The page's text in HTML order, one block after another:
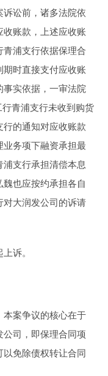
讼前，诸多法院依
账款，上述应收账
浦支行依据保理合
时直接支付应收账
实依据，一审法院
青浦支行未收到购货
的通知对应收账款
务项下融资承担最
支行承担清偿本息
也应按约承担各自
大润发公司的诉请
诉。
本案争议的核心在于
司，即保理合同项
免除债权转让合同